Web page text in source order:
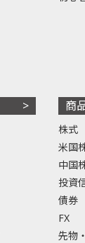
商
株式
米国
中国
投資
債券
FX
先物